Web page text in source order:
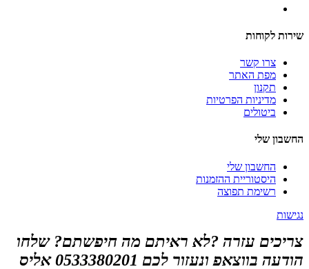
שירות לקוחות
צרו קשר
מפת האתר
תקנון
מדיניות הפרטיות
ביטולים
החשבון שלי
החשבון שלי
היסטוריית ההזמנות
רשימת תפוצה
נגישות
צריכים עזרה ?לא ראיתם מה חיפשתם? שלחו
הודעה בווצאפ ונעזור לכם 0533380201 אליס